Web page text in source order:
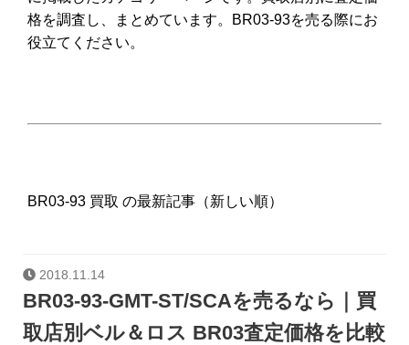
格を調査し、まとめています。BR03-93を売る際にお
役立てください。
BR03-93 買取 の最新記事（新しい順）
2018.11.14
BR03-93-GMT-ST/SCAを売るなら｜買
取店別ベル＆ロス BR03査定価格を比較